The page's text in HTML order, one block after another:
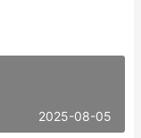
2025-08-05